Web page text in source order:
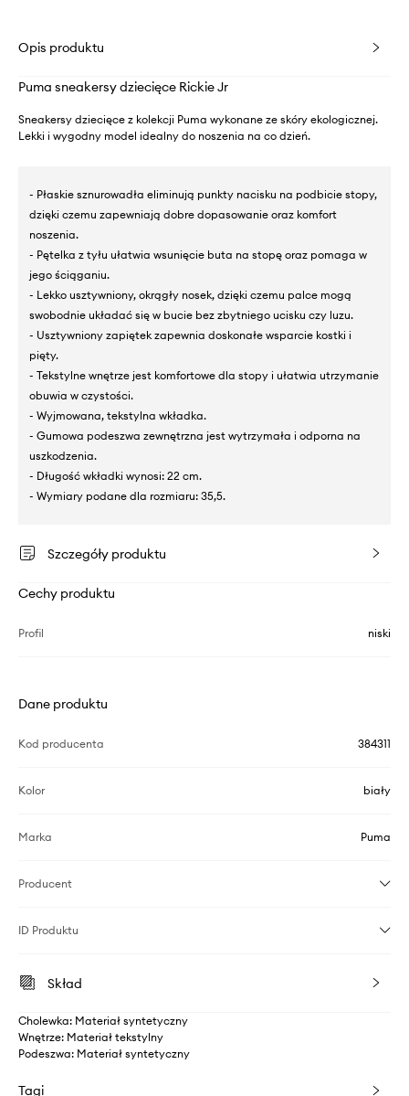
Opis produktu
Puma sneakersy dziecięce Rickie Jr
Sneakersy dziecięce z kolekcji Puma wykonane ze skóry ekologicznej.
Lekki i wygodny model idealny do noszenia na co dzień.
- Płaskie sznurowadła eliminują punkty nacisku na podbicie stopy,
dzięki czemu zapewniają dobre dopasowanie oraz komfort
noszenia.
- Pętelka z tyłu ułatwia wsunięcie buta na stopę oraz pomaga w
jego ściąganiu.
- Lekko usztywniony, okrągły nosek, dzięki czemu palce mogą
swobodnie układać się w bucie bez zbytniego ucisku czy luzu.
- Usztywniony zapiętek zapewnia doskonałe wsparcie kostki i
pięty.
- Tekstylne wnętrze jest komfortowe dla stopy i ułatwia utrzymanie
obuwia w czystości.
- Wyjmowana, tekstylna wkładka.
- Gumowa podeszwa zewnętrzna jest wytrzymała i odporna na
uszkodzenia.
- Długość wkładki wynosi: 22 cm.
- Wymiary podane dla rozmiaru: 35,5.
Szczegóły produktu
Cechy produktu
Profil niski
Dane produktu
Kod producenta 384311
Kolor biały
Marka Puma
Producent
ID Produktu
Skład
Cholewka: Materiał syntetyczny
Wnętrze: Materiał tekstylny
Podeszwa: Materiał syntetyczny
Tagi